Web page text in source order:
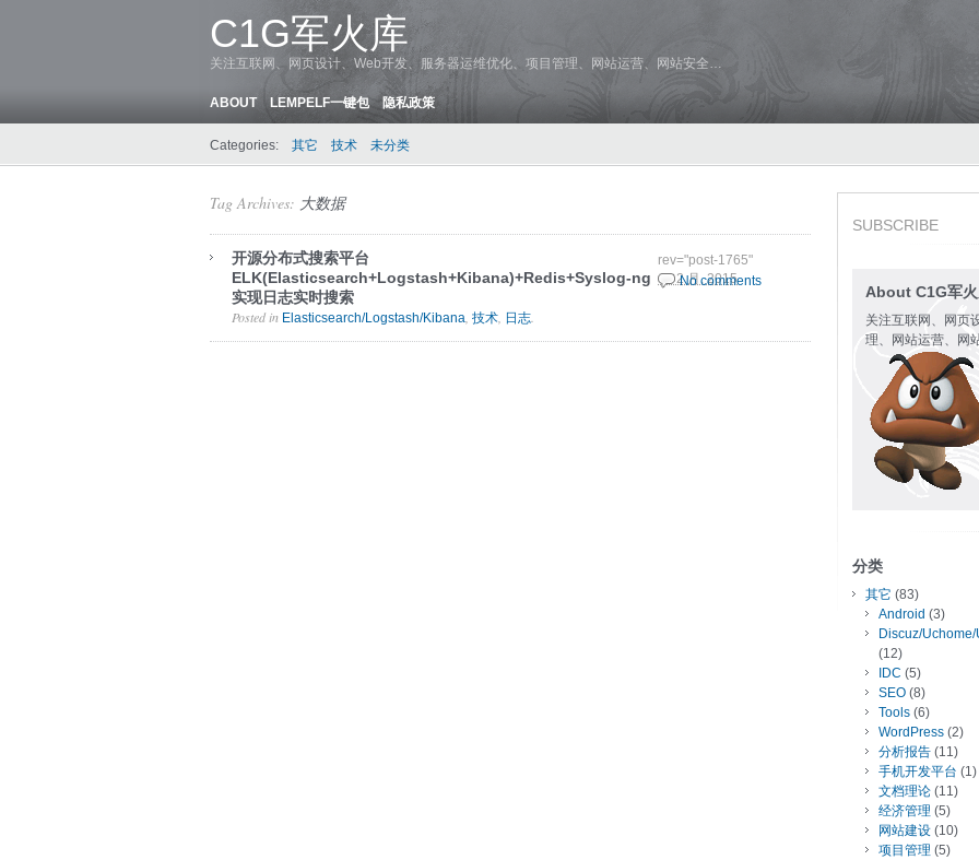
C1G军火库
关注互联网、网页设计、Web开发、服务器运维优化、项目管理、网站运营、网站安全…
ABOUT LEMPELF一键包 隐私政策
Categories: 其它 技术 未分类
Tag Archives: 大数据
开源分布式搜索平台
ELK(Elasticsearch+Logstash+Kibana)+Redis+Syslog-ng
实现日志实时搜索
10 2 月, 2015
Posted in Elasticsearch/Logstash/Kibana 技术 日志
rev="post-1765"
No comments
SUBSCRIBE
About C1G军
关注互联网、网页
理、网站运营、网
分类
其它 (83)
Android (3)
Discuz/
(12)
IDC (5)
SEO (8)
Tools (6)
WordPress (2)
分析报告 (11)
手机开发平台 (1)
文档理论 (11)
经济管理 (5)
网站建设 (10)
项目管理 (5)